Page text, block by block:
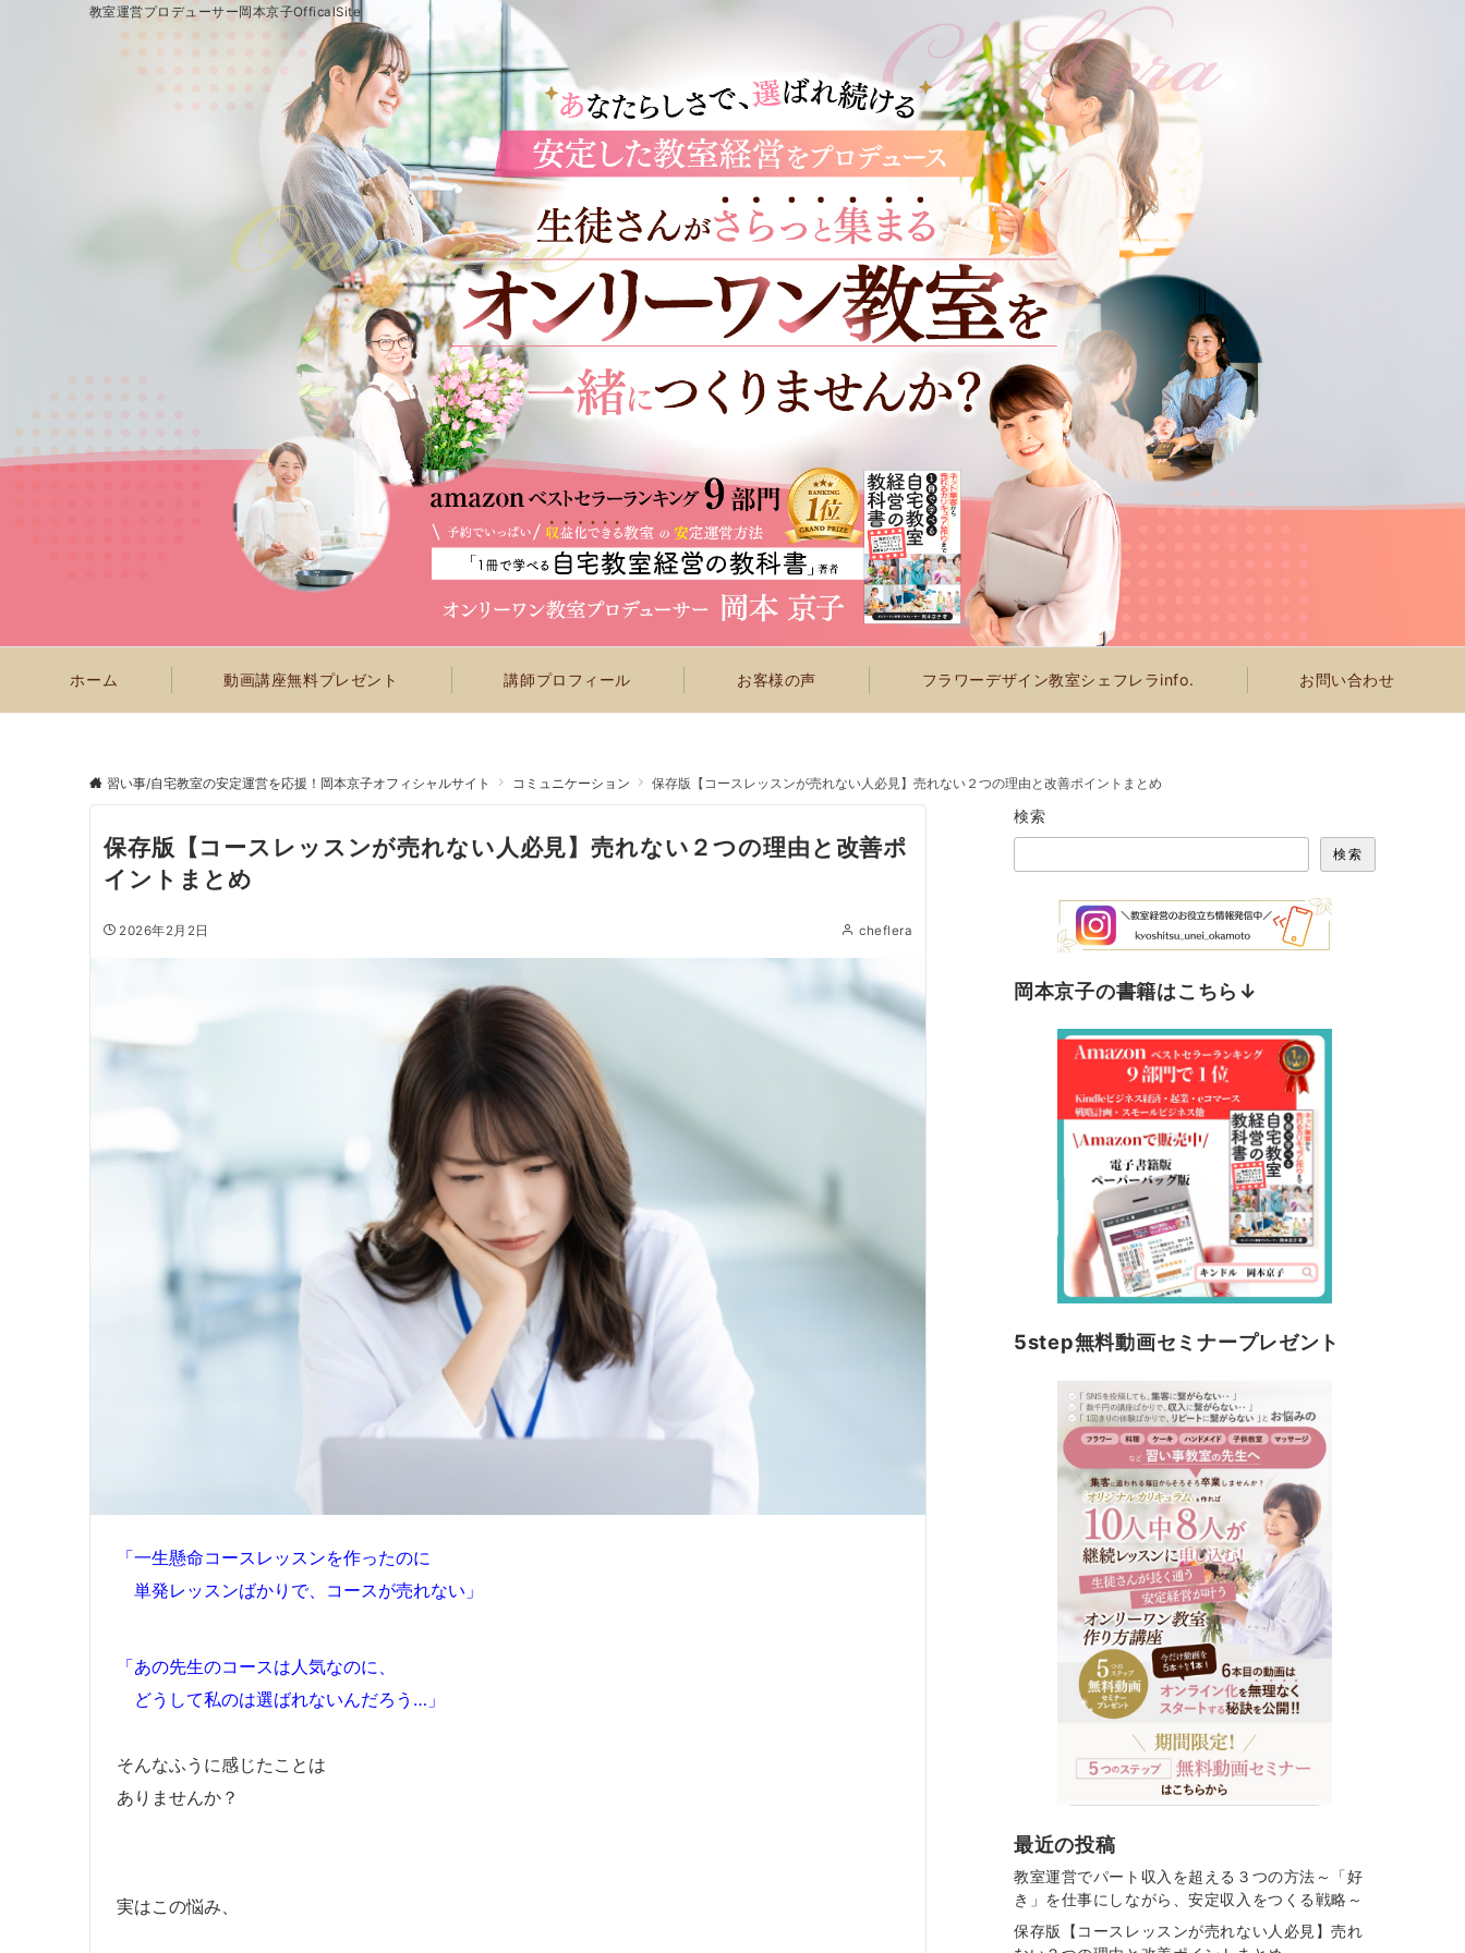
教室運営プロデューサー岡本京子OfficalSite
ホーム 動画講座無料プレゼント 講師プロフィール お客様の声 フラワーデザイン教室シェフレラinfo. お問い合わせ
習い事/自宅教室の安定運営を応援！岡本京子オフィシャルサイト コミュニケーション 保存版【コースレッスンが売れない人必見】売れない２つの理由と改善ポイントまとめ
保存版【コースレッスンが売れない人必見】売れない２つの理由と改善ポ
イントまとめ
2026年2月2日 cheflera
「一生懸命コースレッスンを作ったのに
単発レッスンばかりで、コースが売れない」
「あの先生のコースは人気なのに、
どうして私のは選ばれないんだろう…」
そんなふうに感じたことは
ありませんか？
実はこの悩み、
検索
検索
岡本京子の書籍はこちら↓
5step無料動画セミナープレゼント
最近の投稿
教室運営でパート収入を超える３つの方法～「好
き」を仕事にしながら、安定収入をつくる戦略～
保存版【コースレッスンが売れない人必見】売れ